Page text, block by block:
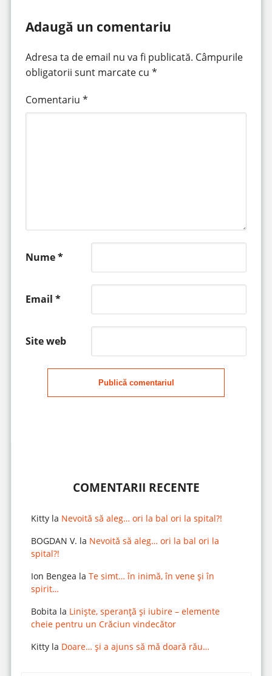
Adaugă un comentariu
Adresa ta de email nu va fi publicată. Câmpurile
obligatorii sunt marcate cu *
Comentariu *
Nume*
Email *
Site web
Publică comentariul
COMENTARII RECENTE
Kittyla Nevoită să aleg… ori la bal ori la spital?!
BOGDAN V. la Nevoită să aleg… ori la bal ori la
spital?!
Ion Bengea la Te simt… în inimă, în vene și în
spirit…
Bobita la Liniște, speranță și iubire – elemente
cheie pentru un Crăciun vindecător
Kittyla Doare… și a ajuns să mă doară rău…